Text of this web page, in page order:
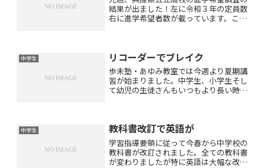
結果が出ました！左に令和３年の定員数
右に進学希望者数が載っています。この
ませんね。東谷中学校の中...
中学生 リコーダーでブレイク
歩未塾・あゆみ教室では今週より夏期講
習が始まりました。中学生、小学生そし
て幼児の生徒さんもいつもより長い時間
は多くの中３生がリコーダ...
中学生 教科書改訂で英語が
学習指導要領に従って今春から中学校の
教科書が改訂されました。全ての教科書
が変わりましたが特に英語は大幅な改革